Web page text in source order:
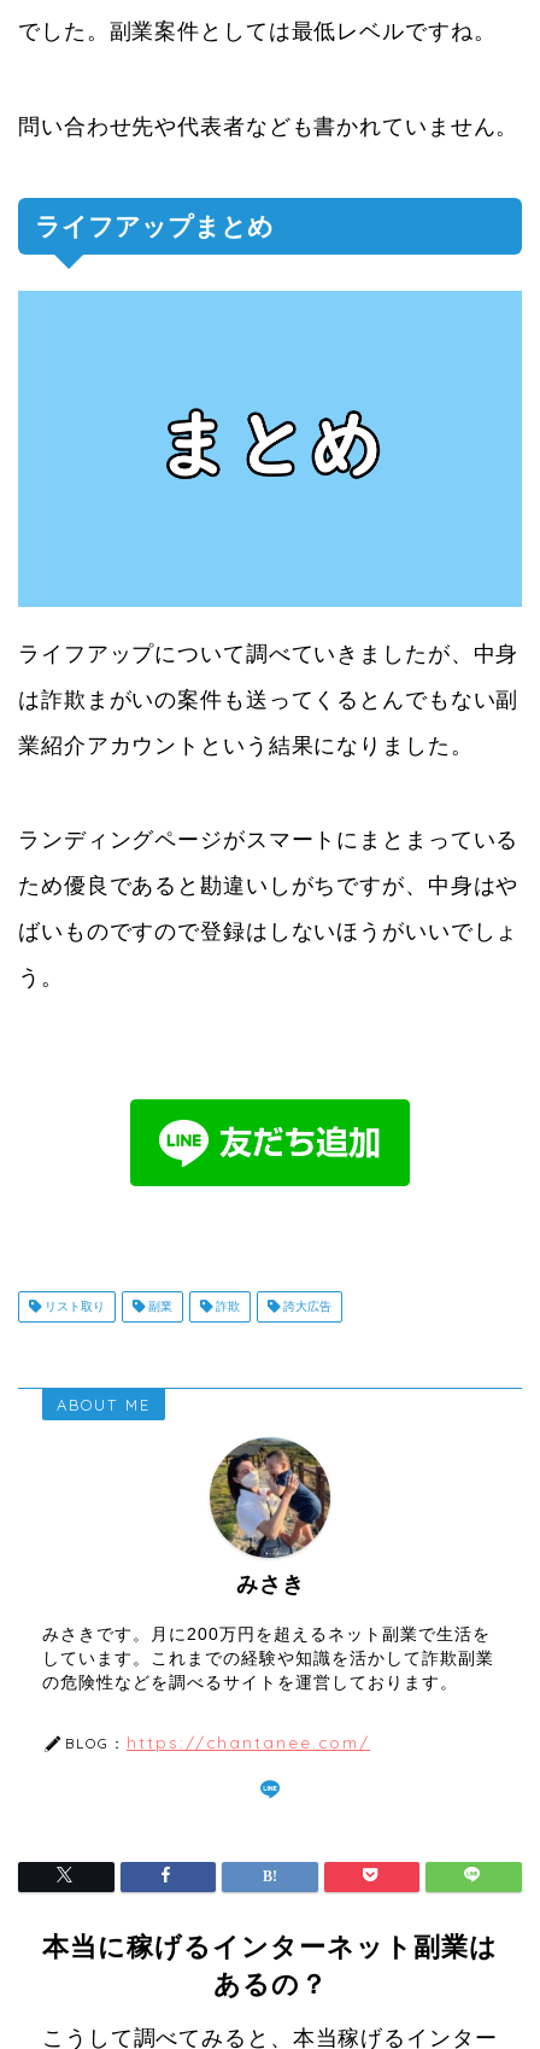
でした。副業案件としては最低レベルですね。
問い合わせ先や代表者なども書かれていません。
ライフアップまとめ
ライフアップについて調べていきましたが、中身
は詐欺まがいの案件も送ってくるとんでもない副
業紹介アカウントという結果になりました。
ランディングページがスマートにまとまっている
ため優良であると勘違いしがちですが、中身はや
ばいものですので登録はしないほうがいいでしょ
う。
リスト取り 副業 詐欺 誇大広告
ABOUT ME
みさき
みさきです。月に200万円を超えるネット副業で生活を
しています。これまでの経験や知識を活かして詐欺副業
の危険性などを調べるサイトを運営しております。
BLOG： https://chantanee.com/
本当に稼げるインターネット副業は
あるの？
こうして調べてみると、本当稼げるインター